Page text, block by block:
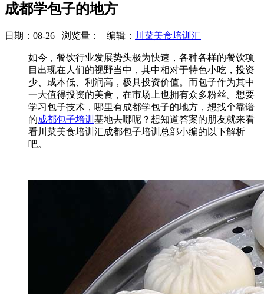
成都学包子的地方
日期：08-26 浏览量： 编辑： 川菜美食培训汇
如今，餐饮行业发展势头极为快速，各种各样的餐饮项
目出现在人们的视野当中，其中相对于特色小吃，投资
少、成本低、利润高，极具投资价值。而包子作为其中
一大值得投资的美食，在市场上也拥有众多粉丝。想要
学习包子技术，哪里有成都学包子的地方，想找个靠谱
的成都包子培训 基地去哪呢？想知道答案的朋友就来看
看川菜美食培训汇成都包子培训总部小编的以下解析
吧。